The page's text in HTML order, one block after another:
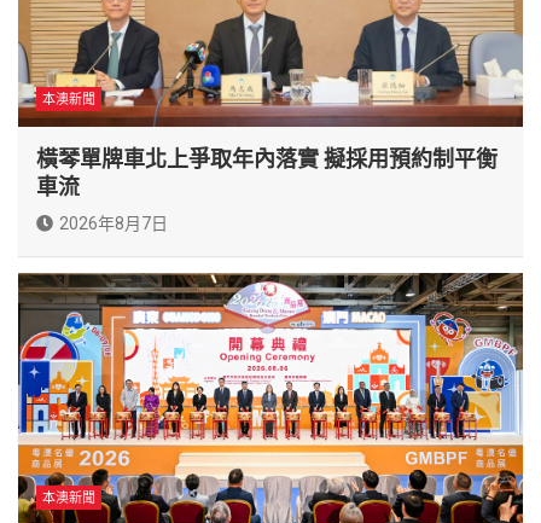
本澳新聞
橫琴單牌車北上爭取年內落實 擬採用預約制平衡
車流
2026年8月7日
本澳新聞